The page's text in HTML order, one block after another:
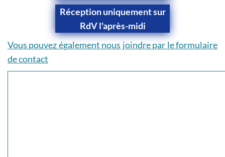
Réception uniquement sur
RdV l'après-midi
Vous pouvez également nous joindre par le formulaire
de contact